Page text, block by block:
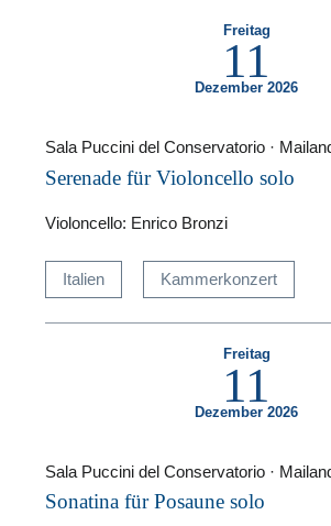
Freitag
11
Dezember 2026
Sala Puccini del Conservatorio ·
Serenade für Violoncello solo
Violoncello: Enrico Bronzi
Italien Kammerkonzert
Freitag
11
Dezember 2026
Sala Puccini del Conservatorio ·
Sonatina für Posaune solo